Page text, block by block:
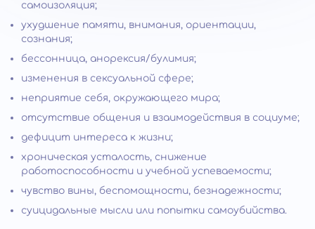
самоизоляция;
ухудшение памяти, внимания, ориентации,
сознания;
бессонница, анорексия/булимия;
изменения в сексуальной сфере;
неприятие себя, окружающего мира;
отсутствие общения и взаимодействия в социуме;
дефицит интереса к жизни;
хроническая усталость, снижение
работоспособности и учебной успеваемости;
чувство вины, беспомощности, безнадежности;
суицидальные мысли или попытки самоубийства.